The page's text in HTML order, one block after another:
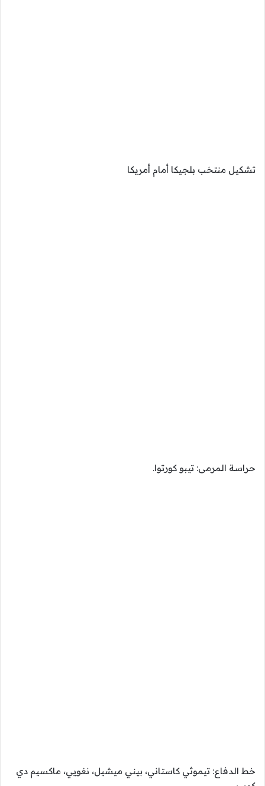
تشكيل منتخب بلجيكا أمام أمريكا
حراسة المرمى: تيبو كورتوا.
خط الدفاع: تيموثي كاستاني، بيني ميشيل، نغويي، ماكسيم دي